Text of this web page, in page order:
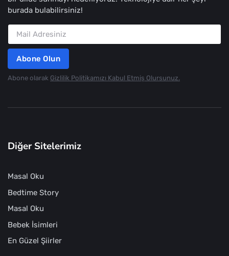
burada bulabilirsiniz!
Abone Olun
Abone olarak Gizlilik Politikamızı Kabul Etmiş Olursunuz.
Diğer Sitelerimiz
Masal Oku
Bedtime Story
Masal Oku
Bebek İsimleri
En Güzel Şiirler